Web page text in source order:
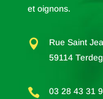
et oignons.

Rue Saint
59114
 03 28 43 31